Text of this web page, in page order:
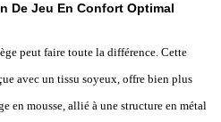
De Jeu En Confort Optimal
peut faire toute la différence. Cette
avec un tissu soyeux, offre bien plus
en mousse, allié à une structure en métal